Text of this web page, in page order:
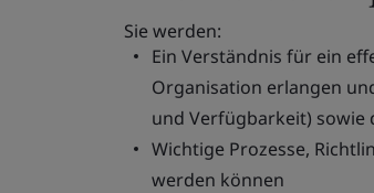
Sie werden:
Ein Verständnis für ein
Organisation erlangen
und Verfügbarkeit) sowie
Wichtige Prozesse,
werden können